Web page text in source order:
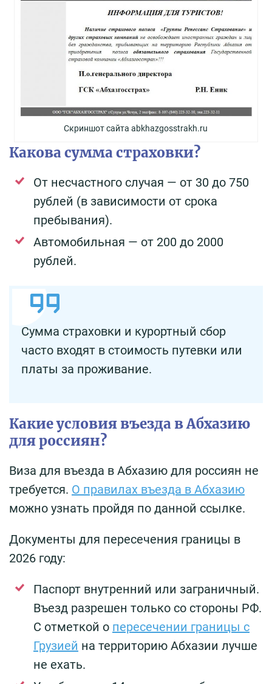
Скриншот сайта abkhazgosstrakh.ru
Какова сумма страховки?
От несчастного случая — от 30 до 750
рублей (в зависимости от срока
пребывания).
Автомобильная — от 200 до 2000
рублей.
Сумма страховки и курортный сбор
часто входят в стоимость путевки или
платы за проживание.
Какие условия въезда в Абхазию
для россиян?
Виза для въезда в Абхазию для россиян не
требуется. О правилах въезда в Абхазию
можно узнать пройдя по данной ссылке.
Документы для пересечения границы в
2026 году:
Паспорт внутренний или заграничный.
Въезд разрешен только со стороны РФ.
С отметкой о пересечении границы с
Грузией на территорию Абхазии лучше
не ехать.